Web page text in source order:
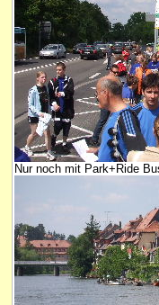
Nur noch mit Park+Ride